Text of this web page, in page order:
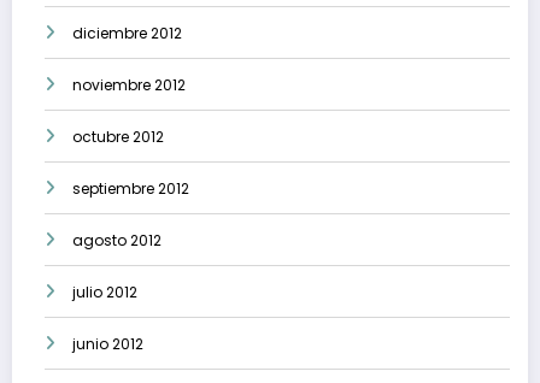
diciembre 2012
noviembre 2012
octubre 2012
septiembre 2012
agosto 2012
julio 2012
junio 2012